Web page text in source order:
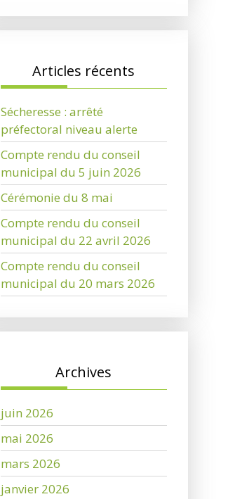
Articles récents
Sécheresse : arrêté
préfectoral niveau alerte
Compte rendu du conseil
municipal du 5 juin 2026
Cérémonie du 8 mai
Compte rendu du conseil
municipal du 22 avril 2026
Compte rendu du conseil
municipal du 20 mars 2026
Archives
juin 2026
mai 2026
mars 2026
janvier 2026